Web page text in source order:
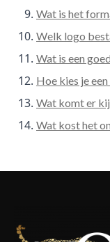
Wat is het
Welk logo
Wat is een
Hoe kies je
Wat komt er
Wat kost het